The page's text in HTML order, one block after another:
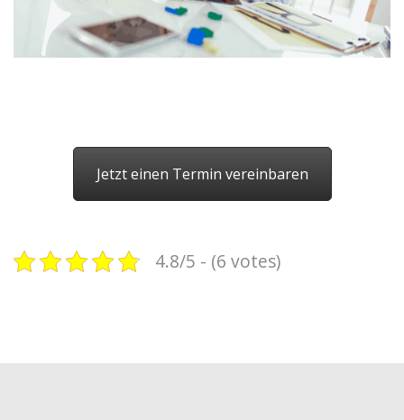
Jetzt einen Termin vereinbaren
4.8/5 - (6 votes)